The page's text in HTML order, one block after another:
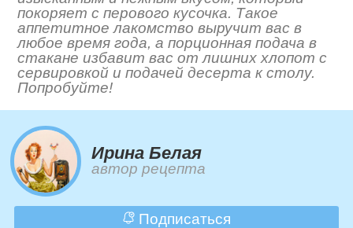
покоряет с перового кусочка. Такое
аппетитное лакомство выручит вас в
любое время года, а порционная подача в
стакане избавит вас от лишних хлопот с
сервировкой и подачей десерта к столу.
Попробуйте!
Ирина Белая
автор рецепта
Подписаться